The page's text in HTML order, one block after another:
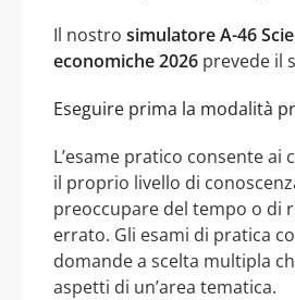
Il nostro simulatore A-46
economiche 2026 prevede il
Eseguire prima la modalità
L’esame pratico consente ai
il proprio livello di
preoccupare del tempo o di
errato. Gli esami di pratica
domande a scelta multipla
aspetti di un’area tematica.